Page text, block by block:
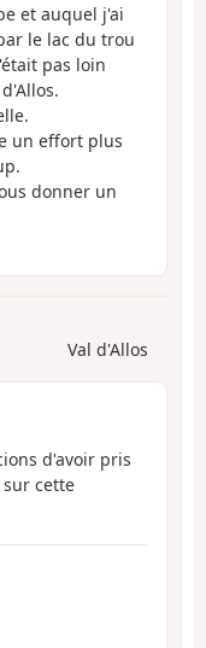
et auquel j'ai
le lac du trou
pas loin
un effort plus
donner un
Val d'Allos
d'avoir pris
cette